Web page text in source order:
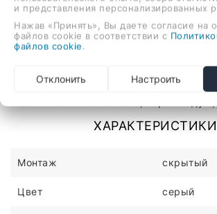
душевая система (с верхним душем),
ХАРАКТЕРИСТИКИ
Монтаж скрытый
Цвет серый
и представления персонализированных
Нажав «Принять», Вы даете согласие на
файлов cookie в соответствии с
файлов cookie
Отклонить Настроить